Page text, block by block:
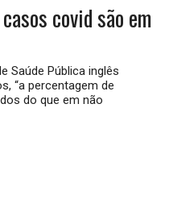
covid são em
Saúde Pública inglês
“a percentagem de
do que em não